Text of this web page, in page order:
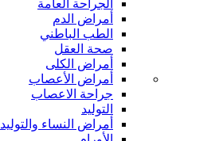
الجراحة العامة
أمراض الدم
الطب الباطني
صحة العقل
أمراض الكلى
أمراض الأعصاب
جراحة الاعصاب
التوليد
أمراض النساء والتوليد